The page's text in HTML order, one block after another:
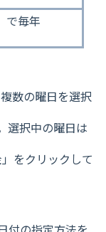
で毎年
数の曜日を選択
選択中の曜日は
をクリックして